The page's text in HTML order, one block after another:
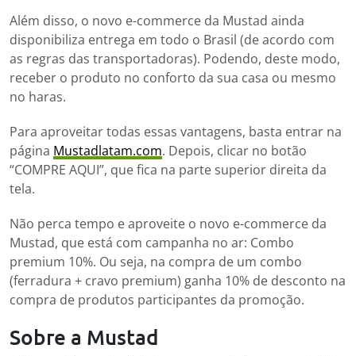
Além disso, o novo e-commerce da Mustad ainda
disponibiliza entrega em todo o Brasil (de acordo com
as regras das transportadoras). Podendo, deste modo,
receber o produto no conforto da sua casa ou mesmo
no haras.
Para aproveitar todas essas vantagens, basta entrar na
página Mustadlatam.com. Depois, clicar no botão
“COMPRE AQUI”, que fica na parte superior direita da
tela.
Não perca tempo e aproveite o novo e-commerce da
Mustad, que está com campanha no ar: Combo
premium 10%. Ou seja, na compra de um combo
(ferradura + cravo premium) ganha 10% de desconto na
compra de produtos participantes da promoção.
Sobre a Mustad